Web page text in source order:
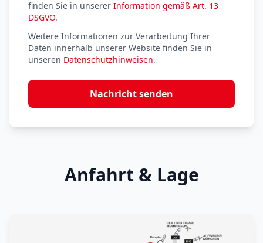
finden Sie in unserer Information gemäß Art. 13
DSGVO.
Weitere Informationen zur Verarbeitung Ihrer
Daten innerhalb unserer Website finden Sie in
unseren Datenschutzhinweisen.
Nachricht senden
Anfahrt & Lage